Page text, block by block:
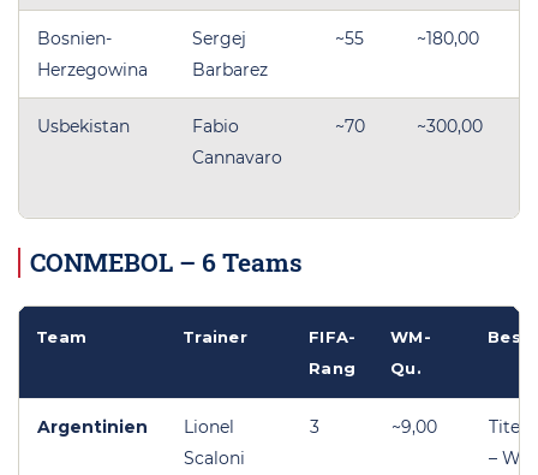
Bosnien-
Herzegowina
Sergej
Barbarez
~55 ~180,00
Usbekistan
Fabio
Cannavaro
~70 ~300,00
CONMEBOL – 6 Teams
Team Trainer
FIFA-
Rang
WM-
Qu.
Argentinien
Lionel
Scaloni
3 ~9,00
–